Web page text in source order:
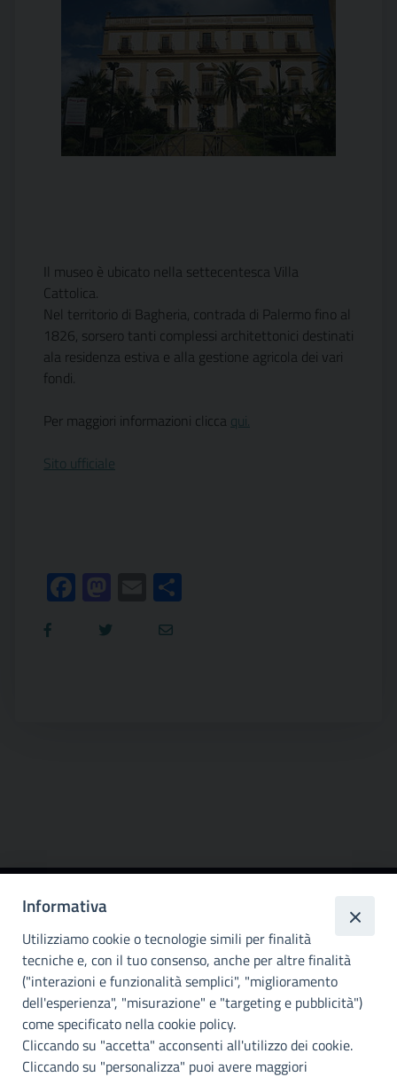
Il museo è ubicato nella settecentesca Villa
Cattolica.
Nel territorio di Bagheria, contrada di Palermo fino al
1826, sorsero tanti complessi architettonici destinati
ala residenza estiva e alla gestione agricola dei vari
fondi.
Per maggiori informazioni clicca qui.
Sito ufficiale
Facebook
Mastodon
Email
Città
metropolitana di
Palermo
INFO E CONTATTI
I nostri canali social
Informativa
Utilizziamo cookie o tecnologie simili per finalità
tecniche e, con il tuo consenso, anche per altre finalità
("interazioni e funzionalità semplici", "miglioramento
dell'esperienza", "misurazione" e "targeting e pubblicità")
come specificato nella cookie policy.
Cliccando su "accetta" acconsenti all'utilizzo dei cookie.
Cliccando su "personalizza" puoi avere maggiori